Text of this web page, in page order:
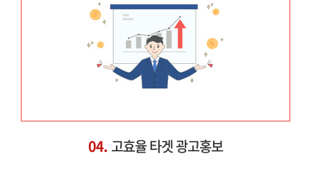
04. 고효율 타겟 광고홍보